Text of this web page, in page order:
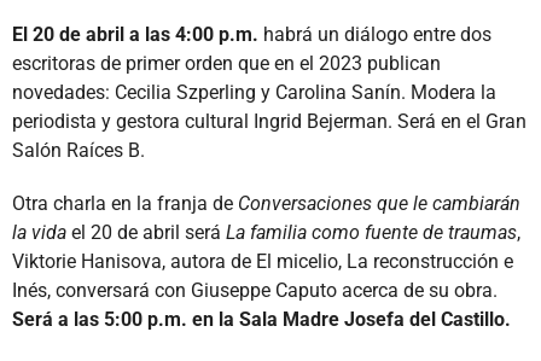
El 20 de abril a las 4:00 p.m. habrá un diálogo entre dos
escritoras de primer orden que en el 2023 publican
novedades: Cecilia Szperling y Carolina Sanín. Modera la
periodista y gestora cultural Ingrid Bejerman. Será en el Gran
Salón Raíces B.
Otra charla en la franja de Conversaciones que le cambiarán
la vida el 20 de abril será La familia como fuente de traumas,
Viktorie Hanisova, autora de El micelio, La reconstrucción e
Inés, conversará con Giuseppe Caputo acerca de su obra.
Será a las 5:00 p.m. en la Sala Madre Josefa del Castillo.